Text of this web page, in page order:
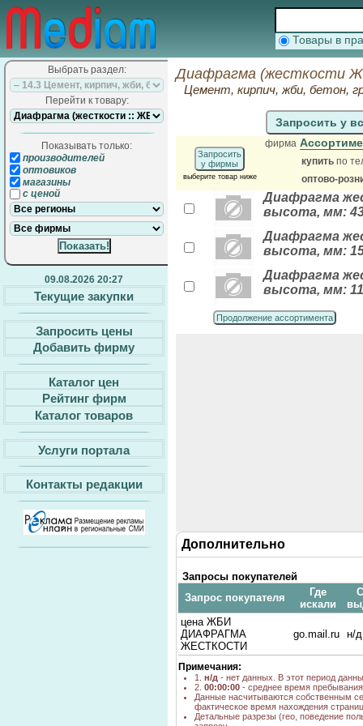
Товары в
Выбрать раздел:
Перейти к товару:
Показывать только:
производителей
оптовиков
магазины
с ценой
09.08.2026 20:27
Текущие закупки
Запросить цены
Добавить фирму
Каталог цен
Рейтинг фирм
Каталог товаров
Услуги портала
Контакты редакции
Диафрагма (жесткости
Цемент, кирпич, жби, бетон,
Запросить у
Запросить
у фирмы
выберите товар ниже
фирма
купить по
оптово-
Диафрагма
высота, мм:
Диафрагма
высота, мм:
Диафрагма
высота, мм:
Продолжение ассортимента
Дополнительно
Запросы покупателей
Запрос покупателя
Где
искали
цена ЖБИ
ДИАФРАГМА
ЖЕСТКОСТИ
go.mail.ru н/д
Примечания:
1. н/д - нет данных. В этот период
2. 00:00:00 - среднее время
Данные насчитываются собственным
фактическое время нахождения
Детальные разрезы (гео, поведение